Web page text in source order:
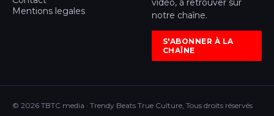
Mentions legales
vidéo, à retrouver sur
notre chaîne.
S'ABONNER À LA
CHAÎNE
© 2026 TBTC media · Trendy Beats True Culture, Tous droits réservés